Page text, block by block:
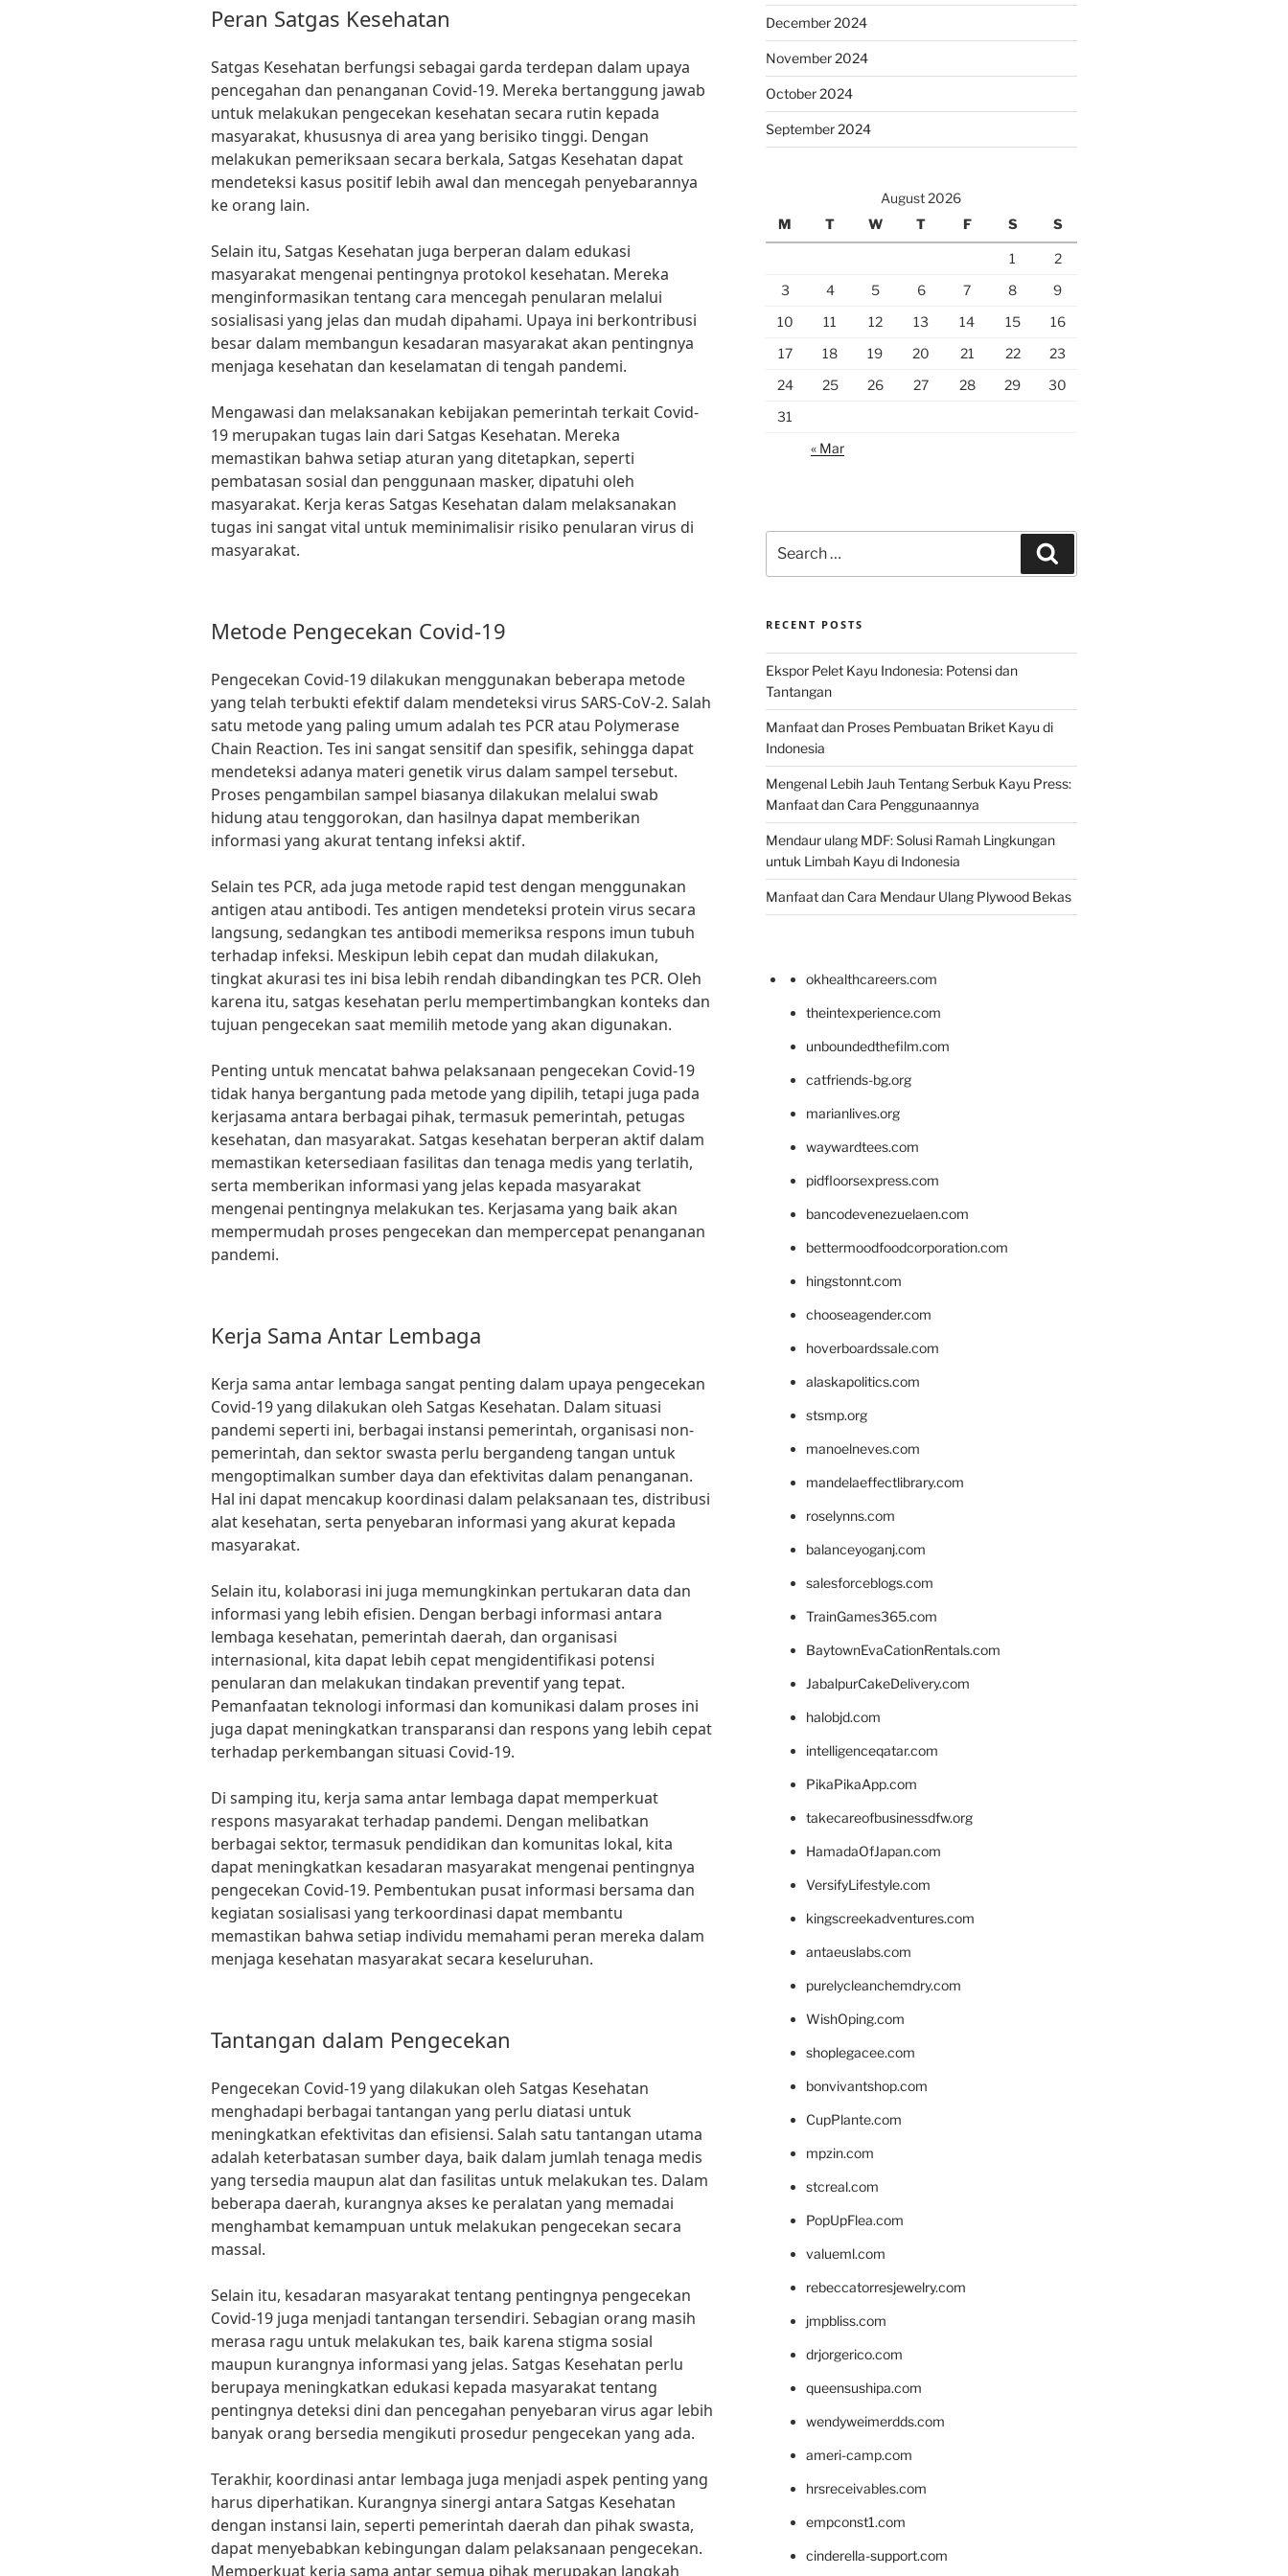
Peran Satgas Kesehatan
Satgas Kesehatan berfungsi sebagai garda terdepan dalam upaya
pencegahan dan penanganan Covid-19. Mereka bertanggung jawab
untuk melakukan pengecekan kesehatan secara rutin kepada
masyarakat, khususnya di area yang berisiko tinggi. Dengan
melakukan pemeriksaan secara berkala, Satgas Kesehatan dapat
mendeteksi kasus positif lebih awal dan mencegah penyebarannya
ke orang lain.
Selain itu, Satgas Kesehatan juga berperan dalam edukasi
masyarakat mengenai pentingnya protokol kesehatan. Mereka
menginformasikan tentang cara mencegah penularan melalui
sosialisasi yang jelas dan mudah dipahami. Upaya ini berkontribusi
besar dalam membangun kesadaran masyarakat akan pentingnya
menjaga kesehatan dan keselamatan di tengah pandemi.
Mengawasi dan melaksanakan kebijakan pemerintah terkait Covid-
19 merupakan tugas lain dari Satgas Kesehatan. Mereka
memastikan bahwa setiap aturan yang ditetapkan, seperti
pembatasan sosial dan penggunaan masker, dipatuhi oleh
masyarakat. Kerja keras Satgas Kesehatan dalam melaksanakan
tugas ini sangat vital untuk meminimalisir risiko penularan virus di
masyarakat.
Metode Pengecekan Covid-19
Pengecekan Covid-19 dilakukan menggunakan beberapa metode
yang telah terbukti efektif dalam mendeteksi virus SARS-CoV-2. Salah
satu metode yang paling umum adalah tes PCR atau Polymerase
Chain Reaction. Tes ini sangat sensitif dan spesifik, sehingga dapat
mendeteksi adanya materi genetik virus dalam sampel tersebut.
Proses pengambilan sampel biasanya dilakukan melalui swab
hidung atau tenggorokan, dan hasilnya dapat memberikan
informasi yang akurat tentang infeksi aktif.
Selain tes PCR, ada juga metode rapid test dengan menggunakan
antigen atau antibodi. Tes antigen mendeteksi protein virus secara
langsung, sedangkan tes antibodi memeriksa respons imun tubuh
terhadap infeksi. Meskipun lebih cepat dan mudah dilakukan,
tingkat akurasi tes ini bisa lebih rendah dibandingkan tes PCR. Oleh
karena itu, satgas kesehatan perlu mempertimbangkan konteks dan
tujuan pengecekan saat memilih metode yang akan digunakan.
Penting untuk mencatat bahwa pelaksanaan pengecekan Covid-19
tidak hanya bergantung pada metode yang dipilih, tetapi juga pada
kerjasama antara berbagai pihak, termasuk pemerintah, petugas
kesehatan, dan masyarakat. Satgas kesehatan berperan aktif dalam
memastikan ketersediaan fasilitas dan tenaga medis yang terlatih,
serta memberikan informasi yang jelas kepada masyarakat
mengenai pentingnya melakukan tes. Kerjasama yang baik akan
mempermudah proses pengecekan dan mempercepat penanganan
pandemi.
Kerja Sama Antar Lembaga
Kerja sama antar lembaga sangat penting dalam upaya pengecekan
Covid-19 yang dilakukan oleh Satgas Kesehatan. Dalam situasi
pandemi seperti ini, berbagai instansi pemerintah, organisasi non-
pemerintah, dan sektor swasta perlu bergandeng tangan untuk
mengoptimalkan sumber daya dan efektivitas dalam penanganan.
Hal ini dapat mencakup koordinasi dalam pelaksanaan tes, distribusi
alat kesehatan, serta penyebaran informasi yang akurat kepada
masyarakat.
Selain itu, kolaborasi ini juga memungkinkan pertukaran data dan
informasi yang lebih efisien. Dengan berbagi informasi antara
lembaga kesehatan, pemerintah daerah, dan organisasi
internasional, kita dapat lebih cepat mengidentifikasi potensi
penularan dan melakukan tindakan preventif yang tepat.
Pemanfaatan teknologi informasi dan komunikasi dalam proses ini
juga dapat meningkatkan transparansi dan respons yang lebih cepat
terhadap perkembangan situasi Covid-19.
Di samping itu, kerja sama antar lembaga dapat memperkuat
respons masyarakat terhadap pandemi. Dengan melibatkan
berbagai sektor, termasuk pendidikan dan komunitas lokal, kita
dapat meningkatkan kesadaran masyarakat mengenai pentingnya
pengecekan Covid-19. Pembentukan pusat informasi bersama dan
kegiatan sosialisasi yang terkoordinasi dapat membantu
memastikan bahwa setiap individu memahami peran mereka dalam
menjaga kesehatan masyarakat secara keseluruhan.
Tantangan dalam Pengecekan
Pengecekan Covid-19 yang dilakukan oleh Satgas Kesehatan
menghadapi berbagai tantangan yang perlu diatasi untuk
meningkatkan efektivitas dan efisiensi. Salah satu tantangan utama
adalah keterbatasan sumber daya, baik dalam jumlah tenaga medis
yang tersedia maupun alat dan fasilitas untuk melakukan tes. Dalam
beberapa daerah, kurangnya akses ke peralatan yang memadai
menghambat kemampuan untuk melakukan pengecekan secara
massal.
Selain itu, kesadaran masyarakat tentang pentingnya pengecekan
Covid-19 juga menjadi tantangan tersendiri. Sebagian orang masih
merasa ragu untuk melakukan tes, baik karena stigma sosial
maupun kurangnya informasi yang jelas. Satgas Kesehatan perlu
berupaya meningkatkan edukasi kepada masyarakat tentang
pentingnya deteksi dini dan pencegahan penyebaran virus agar lebih
banyak orang bersedia mengikuti prosedur pengecekan yang ada.
Terakhir, koordinasi antar lembaga juga menjadi aspek penting yang
harus diperhatikan. Kurangnya sinergi antara Satgas Kesehatan
dengan instansi lain, seperti pemerintah daerah dan pihak swasta,
dapat menyebabkan kebingungan dalam pelaksanaan pengecekan.
Memperkuat kerja sama antar semua pihak merupakan langkah
December 2024
November 2024
October 2024
September 2024
August 2026
M
T W T F S S
1
2
3
4 5 6 7 8
9
10
11 12 13 14 15
16
17
18 19 20 21 22
23
24
25 26 27 28 29
30
31
« Mar
for:
RECENT POSTS
Ekspor Pelet Kayu Indonesia: Potensi dan
Tantangan
Manfaat dan Proses Pembuatan Briket Kayu di
Indonesia
Mengenal Lebih Jauh Tentang Serbuk Kayu Press:
Manfaat dan Cara Penggunaannya
Mendaur ulang MDF: Solusi Ramah Lingkungan
untuk Limbah Kayu di Indonesia
Manfaat dan Cara Mendaur Ulang Plywood Bekas
okhealthcareers.com
theintexperience.com
unboundedthefilm.com
catfriends-bg.org
marianlives.org
waywardtees.com
pidfloorsexpress.com
bancodevenezuelaen.com
bettermoodfoodcorporation.com
hingstonnt.com
chooseagender.com
hoverboardssale.com
alaskapolitics.com
stsmp.org
manoelneves.com
mandelaeffectlibrary.com
roselynns.com
balanceyoganj.com
salesforceblogs.com
TrainGames365.com
BaytownEvaCationRentals.com
JabalpurCakeDelivery.com
halobjd.com
intelligenceqatar.com
PikaPikaApp.com
takecareofbusinessdfw.org
HamadaOfJapan.com
VersifyLifestyle.com
kingscreekadventures.com
antaeuslabs.com
purelycleanchemdry.com
WishOping.com
shoplegacee.com
bonvivantshop.com
CupPlante.com
mpzin.com
stcreal.com
PopUpFlea.com
valueml.com
rebeccatorresjewelry.com
jmpbliss.com
drjorgerico.com
queensushipa.com
wendyweimerdds.com
ameri-camp.com
hrsreceivables.com
empconst1.com
cinderella-support.com